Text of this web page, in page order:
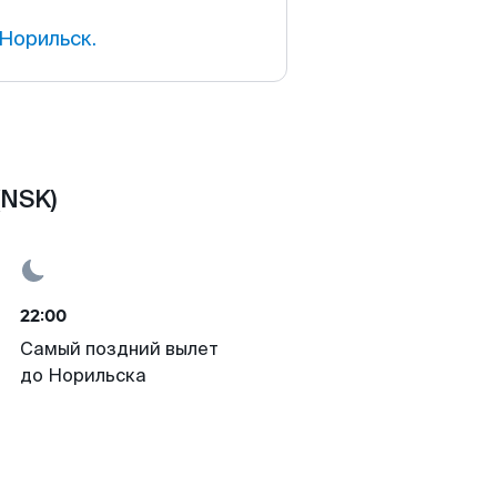
22:00
Самый поздний вылет
до Норильска